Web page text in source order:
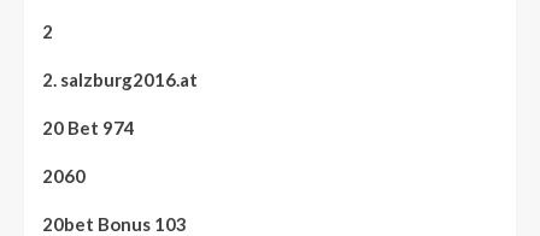
2
2. salzburg2016.at
20 Bet 974
2060
20bet Bonus 103